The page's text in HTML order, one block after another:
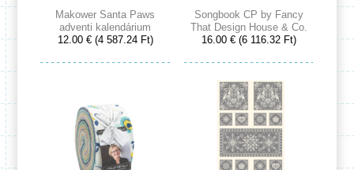
Makower Santa Paws
adventi kalendárium
12.00 € (4 587.24 Ft)
Songbook CP by Fancy
That Design House & Co.
16.00 € (6 116.32 Ft)